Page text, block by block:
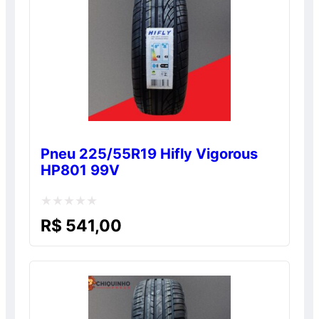
Pneu 225/55R19 Hifly Vigorous
HP801 99V
Avaliação
R$ 541,00